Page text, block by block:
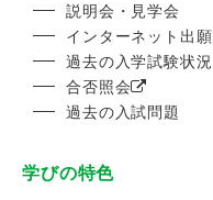
説明会・見学会
インターネット出願
過去の入学試験状況
合否照会
過去の入試問題
学びの特色